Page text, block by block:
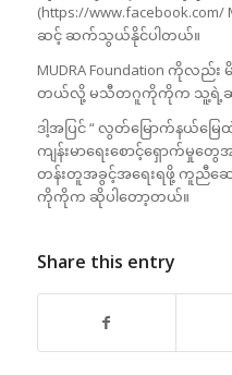
(https://www.facebook.com/
ဆင့် ဆက်သွယ်နိုင်ပါတယ်။
MUDRA Foundation ကိုလည်
တယ်လို့ မသီတဂူကိုကိုက သူ့ရဲ့ဆန္
ဒါ့အပြင် “ လွတ်မြောက်နယ်မြ
ကျန်းမာရေးစောင့်ရှောက်မှုတွ
တန်းတူအခွင့်အရေးရဖို့ ကူညီဆ
ကိုကိုက ဆိုပါတော့တယ်။
Share this entry